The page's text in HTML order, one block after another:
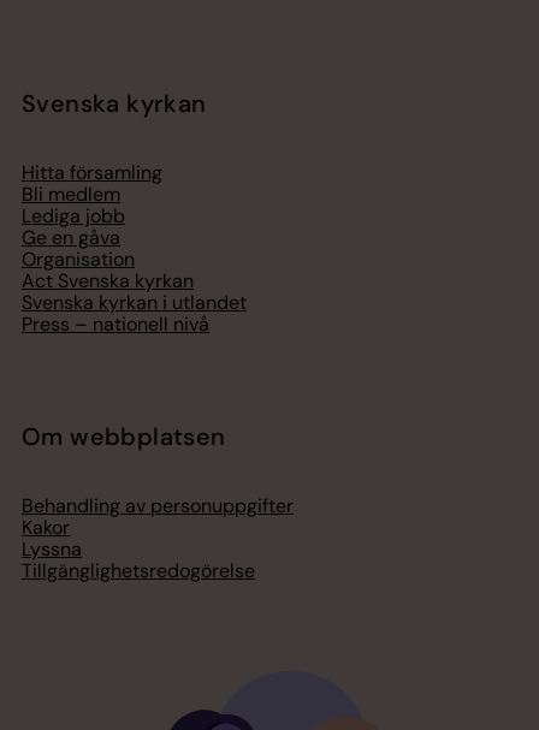
Svenska kyrkan
Hitta församling
Bli medlem
Lediga jobb
Ge en gåva
Organisation
Act Svenska kyrkan
Svenska kyrkan i utlandet
Press – nationell nivå
Om webbplatsen
Behandling av personuppgifter
Kakor
Lyssna
Tillgänglighetsredogörelse